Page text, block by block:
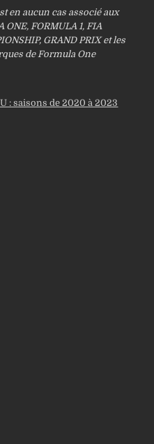
en aucun cas associé aux
ONE, FORMULA 1, FIA
GRAND PRIX et les
de Formula One
: saisons de 2020 à 2023